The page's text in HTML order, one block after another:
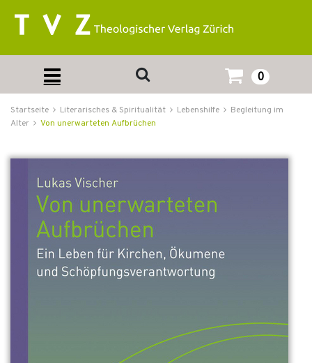
0
Startseite Literarisches & Spiritualität Lebenshilfe
Begleitung im
Alter
Von unerwarteten Aufbrüchen